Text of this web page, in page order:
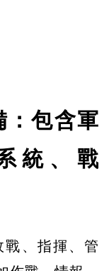
：包含軍
統、戰
、指揮、管